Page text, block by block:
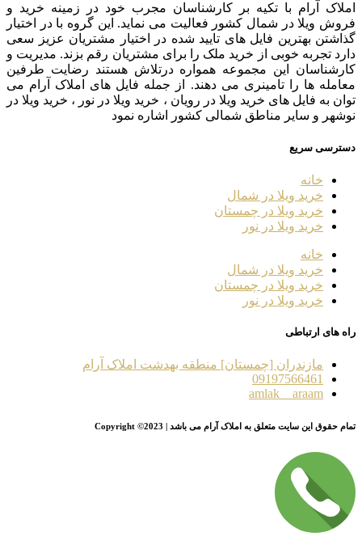
املاک آرام با تکیه بر کارشناسان مجرب خود در زمینه خرید و
فروش ویلا در شمال کشور فعالیت می نماید. این گروه با در اختیار
گذاشتن بهترین فایل های تایید شده در اختیار مشتریان عزیز سعی
دارد تجربه خوبی از خرید ملک را برای مشتریان رقم بزند. مدیریت و
کارشناسان این مجموعه همواره درتلاش هستند رضایت طرفین
معامله ها را تامینری می دهند. از جمله فایل های املاک آرام می
توان به فایل های خرید ویلا در رویان ، خرید ویلا در نور ، خرید ویلا در
نوشهر و سایر مناطق شمالی کشور اشاره نمود
دسترسی سریع
خانه
خرید ویلا در شمال
خرید ویلا در چمستان
خرید ویلا در نور
خانه
خرید ویلا در شمال
خرید ویلا در چمستان
خرید ویلا در نور
راه های ارتباطی
مازندران [چمستان] منطقه بهدشت املاک آرام
09197566461
amlak__araam
تمام حقوق این سایت متعلق به املاک آرام می باشد | Copyright ©2023